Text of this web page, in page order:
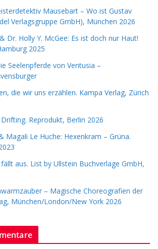
Mausebart – Wo ist Gustav
Verlagsgruppe GmbH), München 2026
Dr. Holly Y. McGee: Es ist doch nur Haut!
2025
Seelenpferde von Ventusia –
die wir uns erzählen. Kampa Verlag, Zürich
Reprodukt, Berlin 2026
Magali Le Huche: Hexenkram – Grüna.
aus. List by Ullstein Buchverlage GmbH,
– Magische Choreografien der
München/London/New York 2026